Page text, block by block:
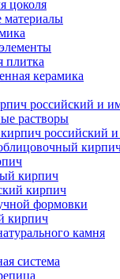
цоколя
плитка
керамика
российский и
растворы
российский
кирпич
кирпич
формовки
кирпич
камня
система